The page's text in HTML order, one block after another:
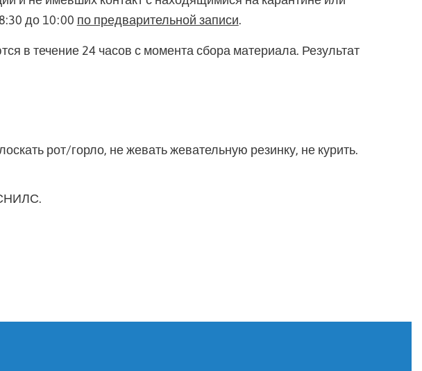
до 10:00 по предварительной записи.
в течение 24 часов с момента сбора материала. Результат
рот/горло, не жевать жевательную резинку, не курить.